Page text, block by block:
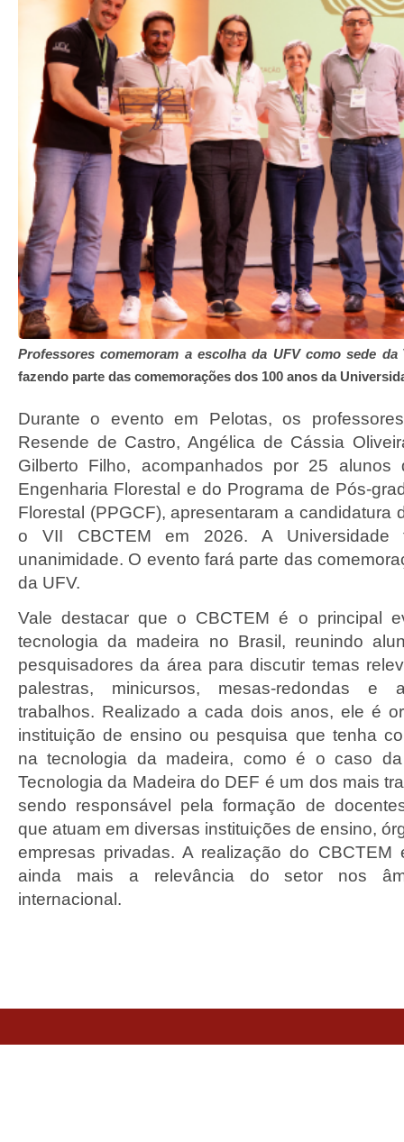
Professores comemoram a escolha da UFV como sede da
fazendo parte das comemorações dos 100 anos da
Durante o evento em Pelotas, os
Resende de Castro, Angélica de Cássia
Gilberto Filho, acompanhados por 25 alunos
Engenharia Florestal e do Programa de Pós-
Florestal (PPGCF), apresentaram a candidatura
o VII CBCTEM em 2026. A Universidade
unanimidade. O evento fará parte das
da UFV.
Vale destacar que o CBCTEM é o principal
tecnologia da madeira no Brasil, reunindo
pesquisadores da área para discutir temas
palestras, minicursos, mesas-redondas e
trabalhos. Realizado a cada dois anos, ele é
instituição de ensino ou pesquisa que tenha
na tecnologia da madeira, como é o caso
Tecnologia da Madeira do DEF é um dos mais
sendo responsável pela formação de
que atuam em diversas instituições de ensino,
empresas privadas. A realização do CBCTEM
ainda mais a relevância do setor nos
internacional.